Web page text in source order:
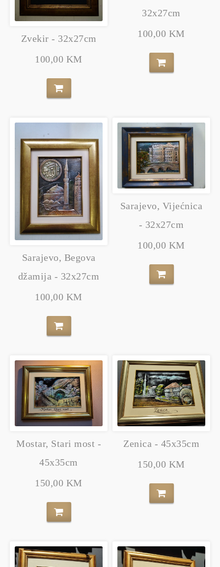
Zvekir - 32x27cm
100,00 KM
32x27cm
100,00 KM
Sarajevo, Begova
džamija - 32x27cm
100,00 KM
Sarajevo, Vijećnica
- 32x27cm
100,00 KM
Mostar, Stari most -
45x35cm
150,00 KM
Zenica - 45x35cm
150,00 KM